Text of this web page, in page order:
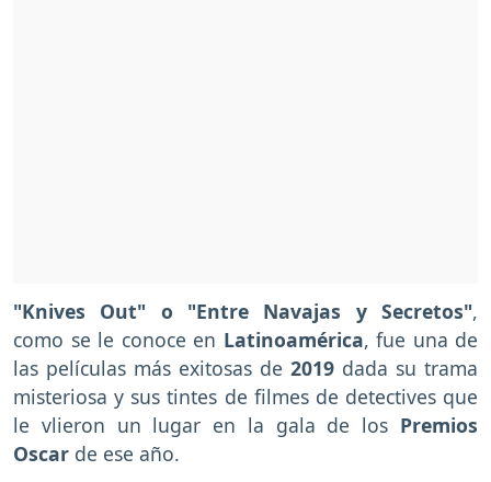
"Knives Out" o "Entre Navajas y Secretos",
como se le conoce en Latinoamérica, fue una de
las películas más exitosas de 2019 dada su trama
misteriosa y sus tintes de filmes de detectives que
le vlieron un lugar en la gala de los Premios
Oscar de ese año.